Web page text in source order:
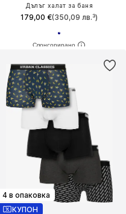
Дълъг халат за баня
179,00 €(350,09 лв.³)
4 в опаковка
КУПОН